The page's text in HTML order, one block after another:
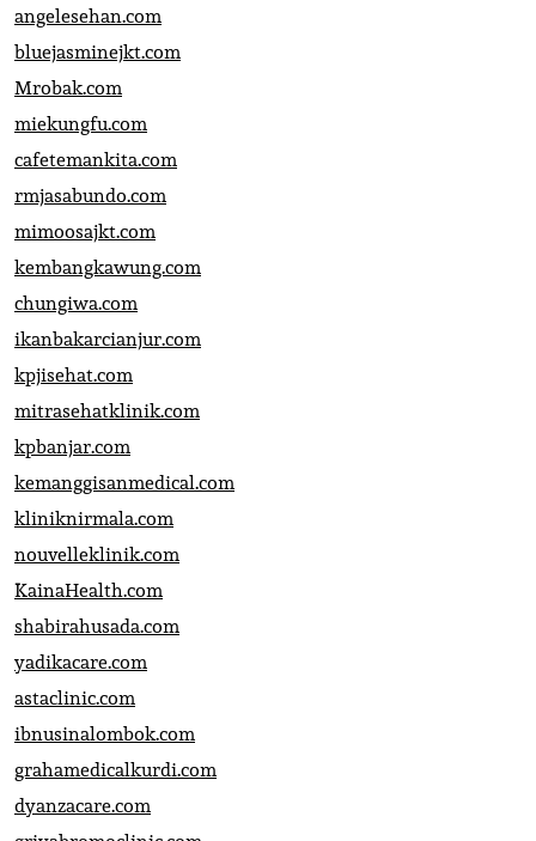
angelesehan.com
bluejasminejkt.com
Mrobak.com
miekungfu.com
cafetemankita.com
rmjasabundo.com
mimoosajkt.com
kembangkawung.com
chungiwa.com
ikanbakarcianjur.com
kpjisehat.com
mitrasehatklinik.com
kpbanjar.com
kemanggisanmedical.com
kliniknirmala.com
nouvelleklinik.com
KainaHealth.com
shabirahusada.com
yadikacare.com
astaclinic.com
ibnusinalombok.com
grahamedicalkurdi.com
dyanzacare.com